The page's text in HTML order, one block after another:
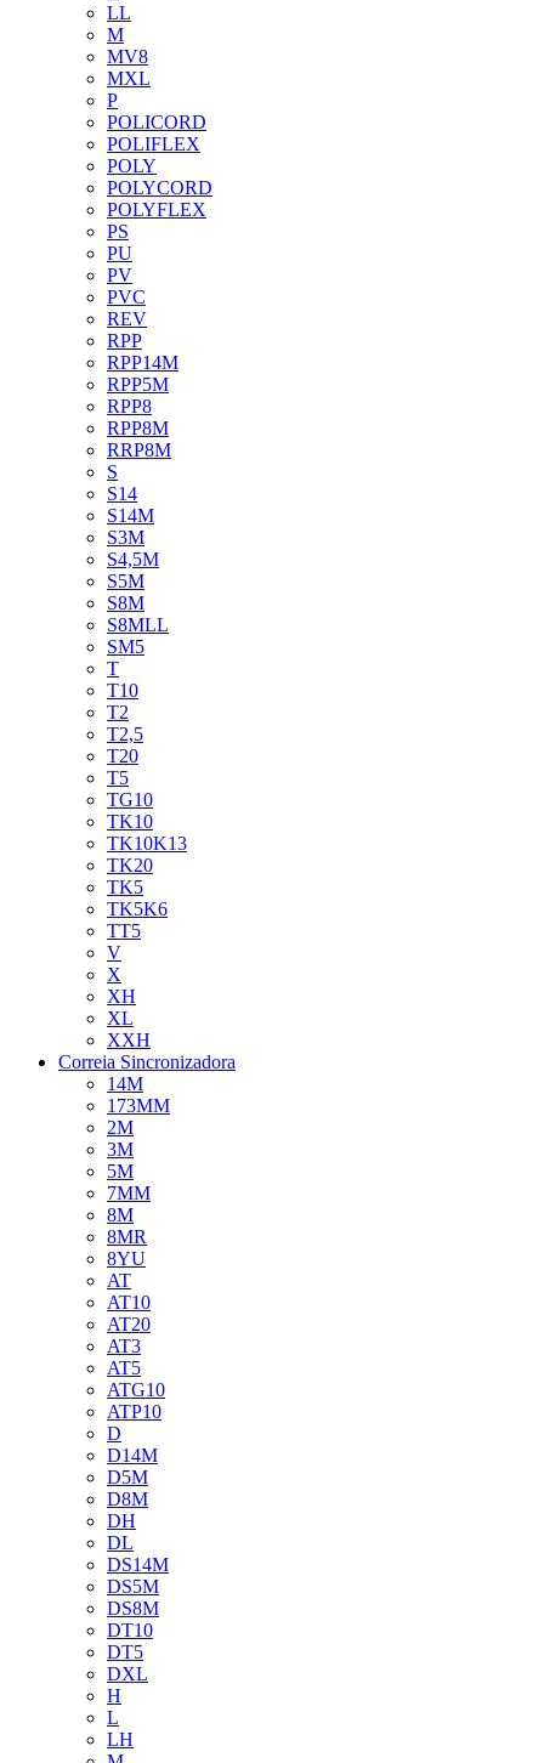
LL
M
MV8
MXL
P
POLICORD
POLIFLEX
POLY
POLYCORD
POLYFLEX
PS
PU
PV
PVC
REV
RPP
RPP14M
RPP5M
RPP8
RPP8M
RRP8M
S
S14
S14M
S3M
S4,5M
S5M
S8M
S8MLL
SM5
T
T10
T2
T2,5
T20
T5
TG10
TK10
TK10K13
TK20
TK5
TK5K6
TT5
V
X
XH
XL
XXH
Correia Sincronizadora
14M
173MM
2M
3M
5M
7MM
8M
8MR
8YU
AT
AT10
AT20
AT3
AT5
ATG10
ATP10
D
D14M
D5M
D8M
DH
DL
DS14M
DS5M
DS8M
DT10
DT5
DXL
H
L
LH